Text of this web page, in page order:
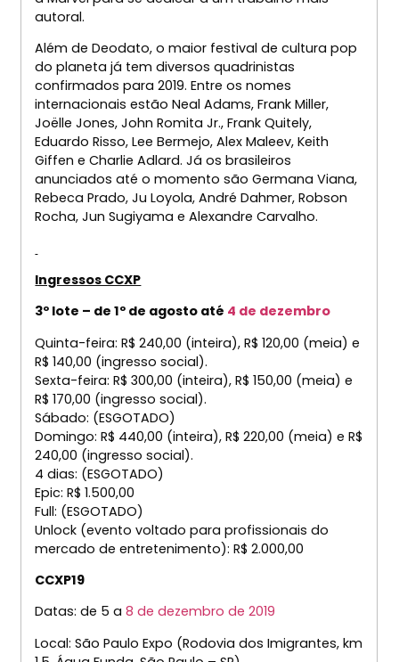
autoral.
Além de Deodato, o maior festival de cultura pop
do planeta já tem diversos quadrinistas
confirmados para 2019. Entre os nomes
internacionais estão Neal Adams, Frank Miller,
Joëlle Jones, John Romita Jr., Frank Quitely,
Eduardo Risso, Lee Bermejo, Alex Maleev, Keith
Giffen e Charlie Adlard. Já os brasileiros
anunciados até o momento são Germana Viana,
Rebeca Prado, Ju Loyola, André Dahmer, Robson
Rocha, Jun Sugiyama e Alexandre Carvalho.
Ingressos CCXP
3º lote – de 1º de agosto até 4 de dezembro
Quinta-feira: R$ 240,00 (inteira), R$ 120,00 (meia) e
R$ 140,00 (ingresso social).
Sexta-feira: R$ 300,00 (inteira), R$ 150,00 (meia) e
R$ 170,00 (ingresso social).
Sábado: (ESGOTADO)
Domingo: R$ 440,00 (inteira), R$ 220,00 (meia) e R$
240,00 (ingresso social).
4 dias: (ESGOTADO)
Epic: R$ 1.500,00
Full: (ESGOTADO)
Unlock (evento voltado para profissionais do
mercado de entretenimento): R$ 2.000,00
CCXP19
Datas: de 5 a8 de dezembro de 2019
Local: São Paulo Expo (Rodovia dos Imigrantes, km